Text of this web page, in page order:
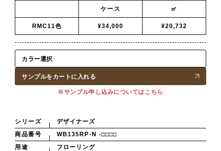
ケース ㎡
RMC11色 ¥34,000 ¥20,732
サンプルをカートに入れる
※サンプル申し込みについてはこちら
シリーズ
デザイナーズ
商品番号
WB135RP-N -□□□□
用途
フローリング